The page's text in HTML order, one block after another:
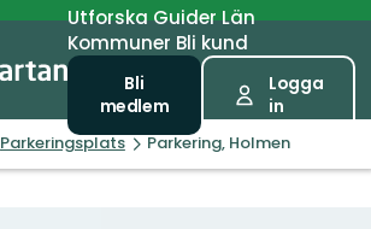
UtforskaGuiderLän
Kommuner Bli kund
Bli
medlem
Logga
in
Parkeringsplats Parkering, Holmen